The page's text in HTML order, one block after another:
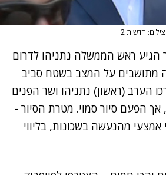
צילום: חדשות 2
ראש הממשלה נתניהו לדרום
מתושבים על המצב בשטח סביב
הערב (ראשון) נתניהו ושר הפנים
אך הפעם סיור סמוי. מטרת הסיור -
מהנעשה בשכונות, בליווי